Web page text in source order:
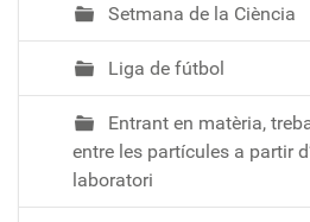
Setmana de la Ciència
Liga de fútbol
Entrant en matèria,
entre les partícules a partir
laboratori